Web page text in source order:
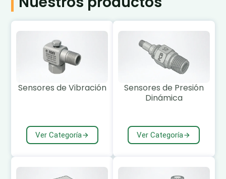
Sensores de Vibración
Ver Categoría
Sensores de Presión
Dinámica
Ver Categoría